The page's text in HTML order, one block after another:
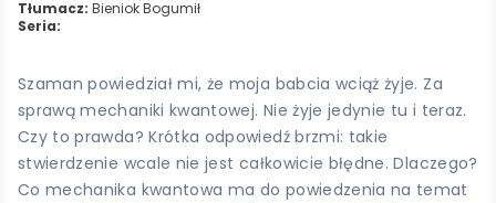
Tłumacz: Bieniok Bogumił
Seria:
Szaman powiedział mi, że moja babcia wciąż żyje. Za
sprawą mechaniki kwantowej. Nie żyje jedynie tu i teraz.
Czy to prawda? Krótka odpowiedź brzmi: takie
stwierdzenie wcale nie jest całkowicie błędne. Dlaczego?
Co mechanika kwantowa ma do powiedzenia na temat